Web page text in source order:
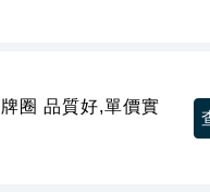
圈 品質好,單價實